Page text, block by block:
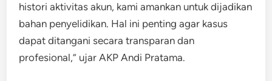
histori aktivitas akun, kami amankan untuk dijadikan
bahan penyelidikan. Hal ini penting agar kasus
dapat ditangani secara transparan dan
profesional,” ujar AKP Andi Pratama.